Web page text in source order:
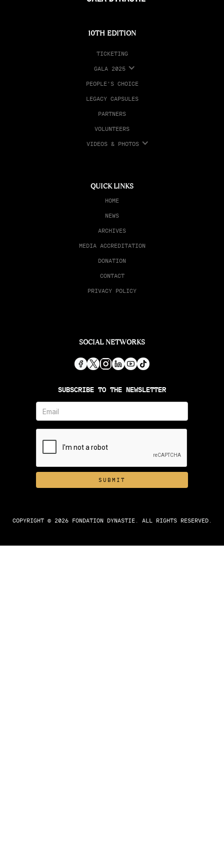
10TH EDITION
TICKETING
GALA 2025
PEOPLE'S CHOICE
LEGACY CAPSULES
PARTNERS
VOLUNTEERS
VIDEOS & PHOTOS
QUICK LINKS
HOME
NEWS
ARCHIVES
MEDIA ACCREDITATION
DONATION
CONTACT
PRIVACY POLICY
SOCIAL NETWORKS
SUBSCRIBE TO THE NEWSLETTER
COPYRIGHT © 2026 FONDATION DYNASTIE. ALL RIGHTS RESERVED.